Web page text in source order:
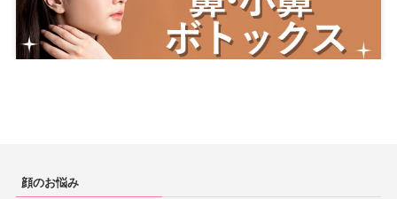
顔のお悩み